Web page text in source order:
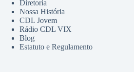
Diretoria
Nossa História
CDL Jovem
Rádio CDL VIX
Blog
Estatuto e Regulamento